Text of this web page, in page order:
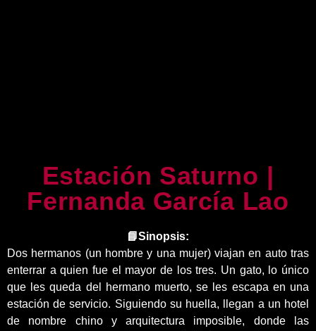
Estación Saturno |
Fernanda García Lao
📘Sinopsis:
Dos hermanos (un hombre y una mujer) viajan en auto tras
enterrar a quien fue el mayor de los tres. Un gato, lo único
que les queda del hermano muerto, se les escapa en una
estación de servicio. Siguiendo su huella, llegan a un hotel
de nombre chino y arquitectura imposible, donde las